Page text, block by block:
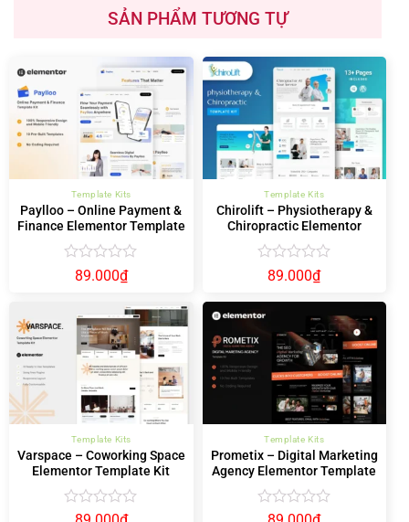
SẢN PHẨM TƯƠNG TỰ
Template Kits
Paylloo – Online Payment &
Finance Elementor Template
Kit
Được
sao
89.000₫
Template Kits
Chirolift – Physiotherapy &
Chiropractic Elementor
Template Kit
Được
hạng
0
sao
89.000₫
Template Kits
Varspace – Coworking Space
Elementor Template Kit
Được
Template Kits
Prometix – Digital Marketing
Agency Elementor Template
Kit
Được